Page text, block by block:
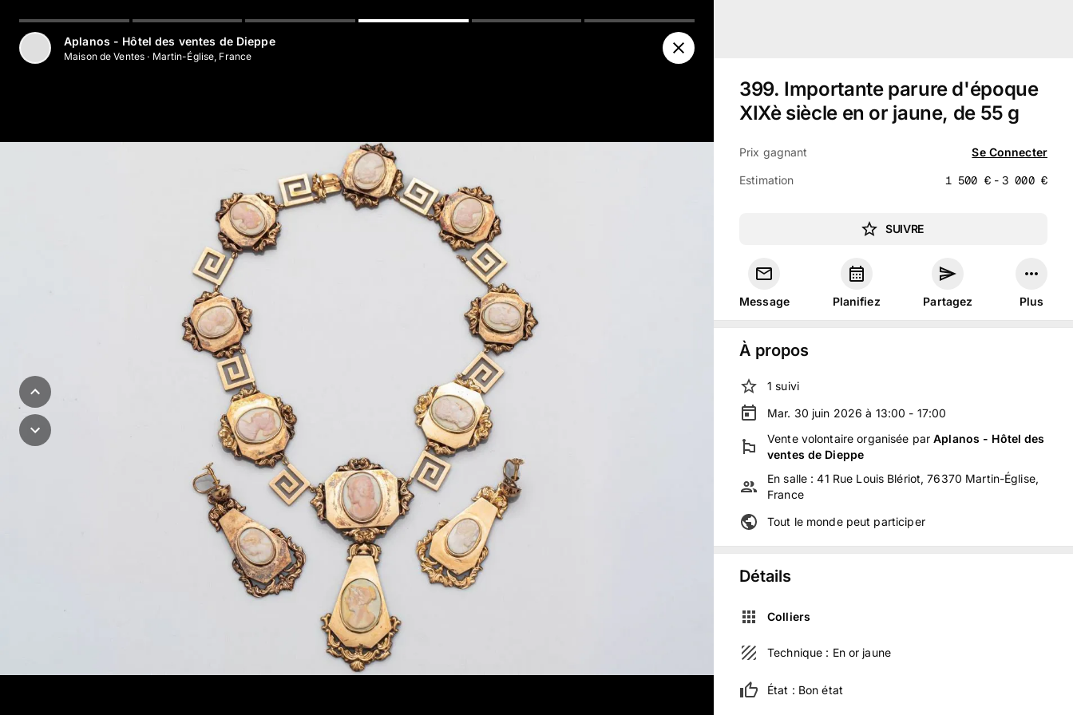
Aplanos - Hôtel des ventes de Dieppe
Maison de Ventes · Martin-Église, France
399. Importante parure d'époque
XIXè siècle en or jaune, de 55 g
Prix gagnant Se Connecter
Estimation 1 500 €-3 000 €
SUIVRE
Message Planifiez Partagez Plus
À propos
1 suivi
Mar. 30 juin 2026 à 13:00 - 17:00
Vente volontaire organisée parAplanos - Hôtel des
ventes de Dieppe
En salle :41 Rue Louis Blériot, 76370 Martin-Église,
France
Tout le monde peut participer
Détails
Colliers
Technique : En or jaune
État : Bon état